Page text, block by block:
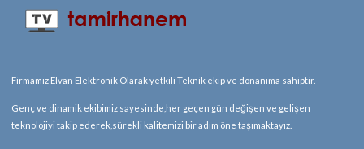
Firmamız Elvan Elektronik Olarak yetkili Teknik ekip ve donanıma sahiptir.
Genç ve dinamik ekibimiz sayesinde,her geçen gün değişen ve gelişen
teknolojiyi takip ederek,sürekli kalitemizi bir adım öne taşımaktayız.